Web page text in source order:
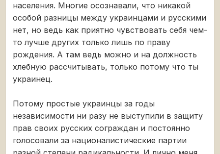
населения. Многие осознавали, что никакой
особой разницы между украинцами и русскими
нет, но ведь как приятно чувствовать себя чем-
то лучше других только лишь по праву
рождения. А там ведь можно и на должность
хлебную рассчитывать, только потому что ты
украинец.
Потому простые украинцы за годы
независимости ни разу не выступили в защиту
прав своих русских сограждан и постоянно
голосовали за националистические партии